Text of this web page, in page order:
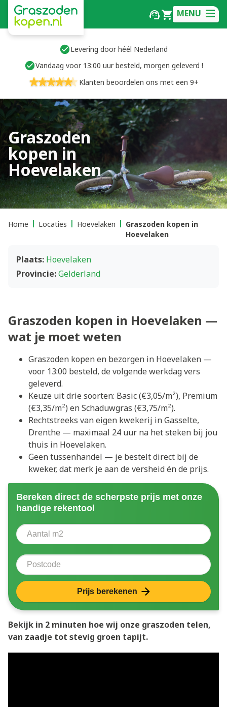
MENU
Levering door héél Nederland
Vandaag voor 13:00 uur besteld, morgen geleverd !
Klanten beoordelen ons met een 9+
Graszoden
kopen in
Hoevelaken
Home Locaties Hoevelaken
Graszoden kopen in
Hoevelaken
Plaats: Hoevelaken
Provincie:Gelderland
Graszoden kopen in Hoevelaken —
wat je moet weten
Graszoden kopen en bezorgen in Hoevelaken —
voor 13:00 besteld, de volgende werkdag vers
geleverd.
Keuze uit drie soorten: Basic (€3,05/m²), Premium
(€3,35/m²) en Schaduwgras (€3,75/m²).
Rechtstreeks van eigen kwekerij in Gasselte,
Drenthe — maximaal 24 uur na het steken bij jou
thuis in Hoevelaken.
Geen tussenhandel — je bestelt direct bij de
kweker, dat merk je aan de versheid én de prijs.
Bereken direct de scherpste prijs met onze
handige rekentool
Aantal vierkante meter
Postcode
Prijs berekenen
Bekijk in 2 minuten hoe wij onze graszoden telen,
van zaadje tot stevig groen tapijt.